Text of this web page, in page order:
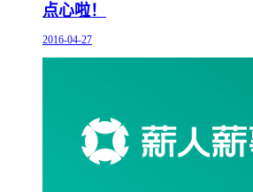
点心啦！
2016-04-27